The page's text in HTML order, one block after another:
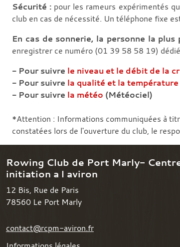
Sécurité : pour les rameurs expérimentés
club en cas de nécessité. Un téléphone fixe
En cas de sonnerie, la personne la
enregistrer ce numéro (01 39 58 58 19)
- Pour suivre le niveau et le débit de la
- Pour suivre la qualité et la température
- Pour suivre la météo (Météociel)
*Attention : Informations communiquées à
constatées lors de l'ouverture du club, le
Rowing Club de Port Marly-
initiation a l aviron
12 Bis, Rue de Paris
78560 Le Port Marly
contact@rcpm-aviron.fr